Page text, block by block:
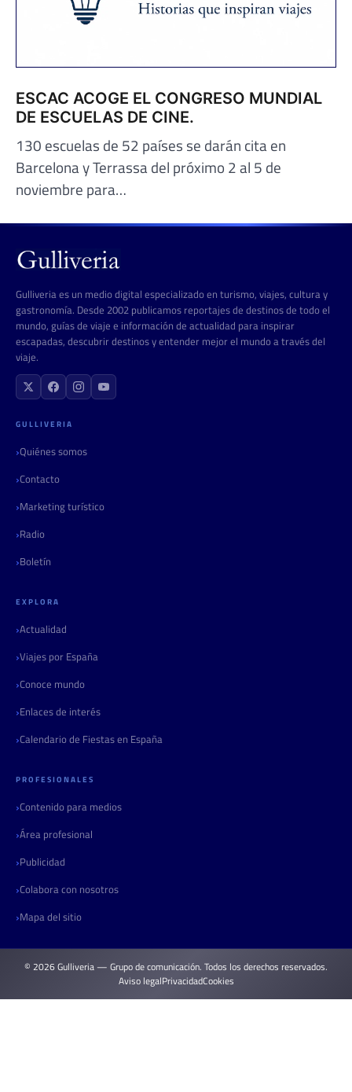
ESCAC ACOGE EL CONGRESO MUNDIAL
DE ESCUELAS DE CINE.
130 escuelas de 52 países se darán cita en
Barcelona y Terrassa del próximo 2 al 5 de
noviembre para…
Gulliveria es un medio digital especializado en turismo, viajes, cultura y
gastronomía. Desde 2002 publicamos reportajes de destinos de todo el
mundo, guías de viaje e información de actualidad para inspirar
escapadas, descubrir destinos y entender mejor el mundo a través del
viaje.
GULLIVERIA
Quiénes somos
Contacto
Marketing turístico
Radio
Boletín
EXPLORA
Actualidad
Viajes por España
Conoce mundo
Enlaces de interés
Calendario de Fiestas en España
PROFESIONALES
Contenido para medios
Área profesional
Publicidad
Colabora con nosotros
Mapa del sitio
© 2026 Gulliveria — Grupo de comunicación. Todos los derechos reservados.
Aviso legalPrivacidadCookies